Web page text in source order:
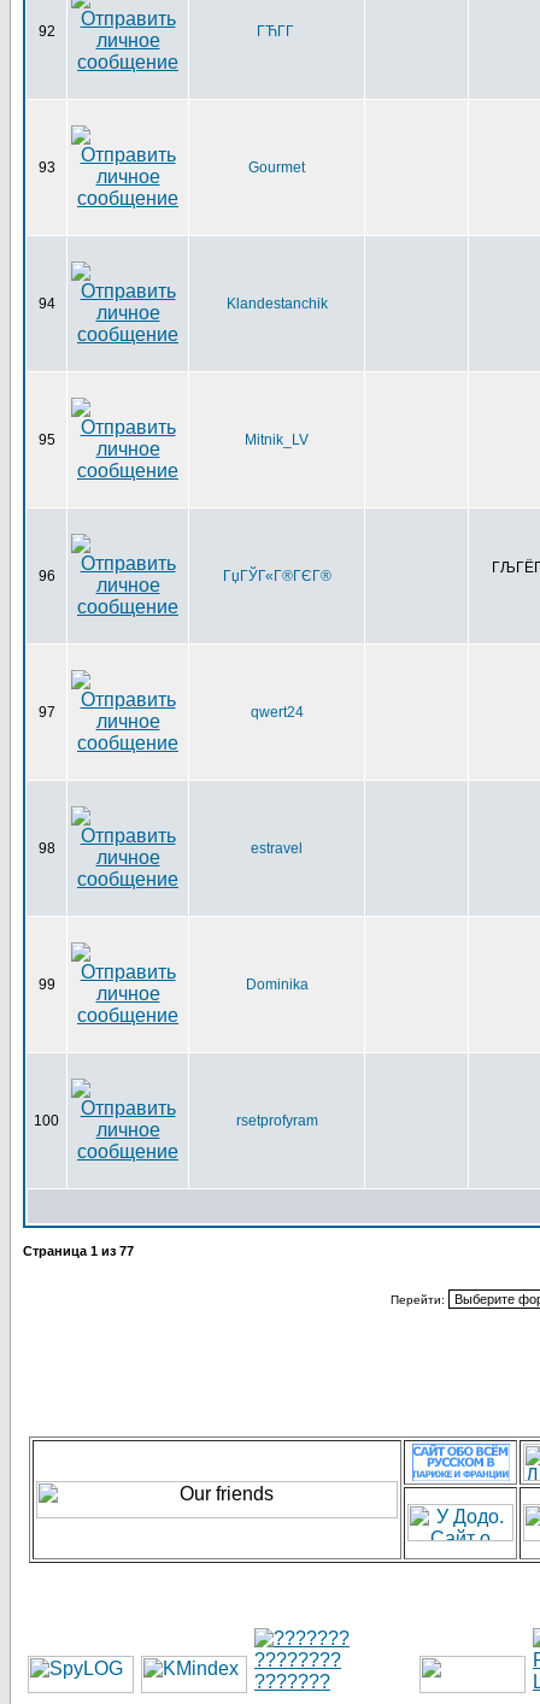
92 ГЋГ­Г
93 Gourmet
94 Klandestanchik
95 Mitnik_LV
96 ГџГЎГ«Г®ГЄГ®
97 qwert24
98 estravel
99 Dominika
100 rsetprofyram
Страница 1 из 77
Перейти: